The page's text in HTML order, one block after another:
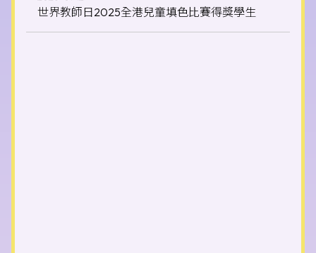
世界教師日2025全港兒童填色比賽得獎學生